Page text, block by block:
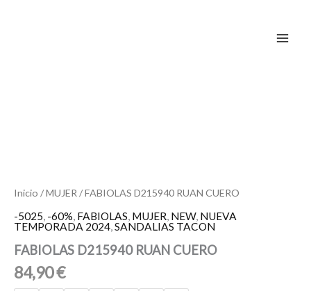
Inicio /MUJER / FABIOLAS D215940 RUAN CUERO
-5025, -60%, FABIOLAS, MUJER, NEW, NUEVA
TEMPORADA 2024,SANDALIAS TACON
FABIOLAS D215940 RUAN CUERO
84,90€